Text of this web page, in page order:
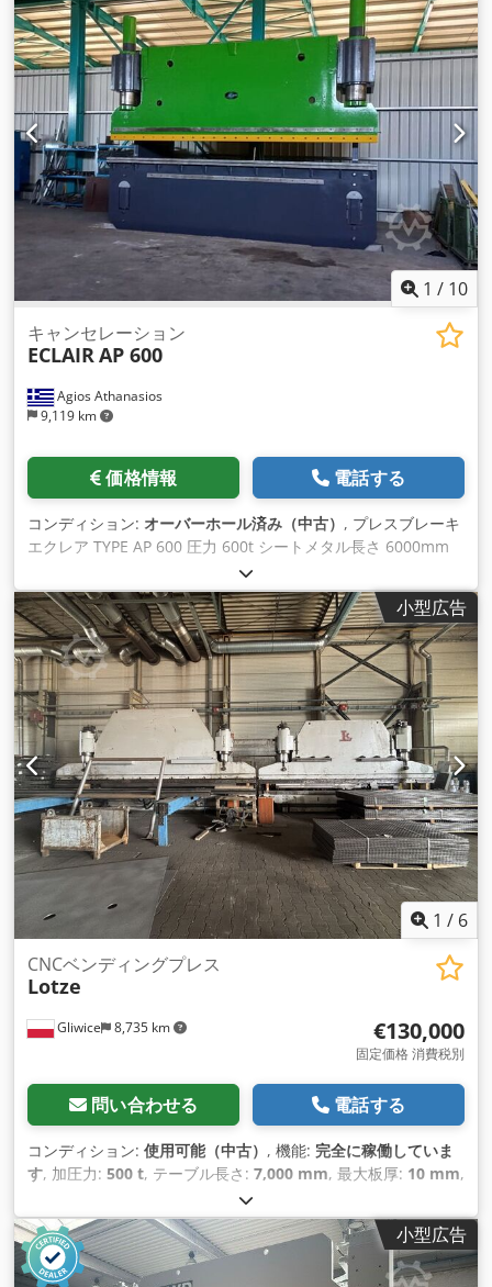
1 / 10
Agios Athanasios
9,119 km
キャンセレーション
ECLAIRAP 600
価格情報 電話する
コンディション: オーバーホール済み（中古） , プレスブレーキ
エクレア TYPE AP 600 圧力 600t シートメタル長さ 6000mm
Crjdehxyhkepfx Apdsf 重量 60000kgr 絶好調
小型広告
1 / 6
Gliwice 8,735 km
CNCベンディングプレス
Lotze
€130,000
固定価格 消費税別
問い合わせる 電話する
コンディション: 使用可能（中古） , 機能: 完全に稼働していま
す, 加圧力: 500 t, テーブル長さ: 7,000 mm, 最大板厚: 10 mm,
小型広告